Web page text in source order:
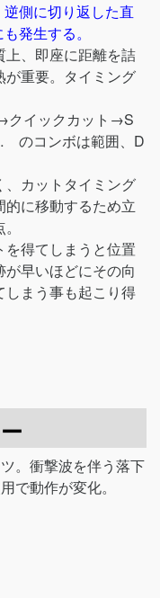
側に切り返した直
発生する。
上、即座に距離を詰
重要。タイミング
クイックカット→S
のコンボは範囲、D
、カットタイミング
的に移動するため立
を得てしまうと位置
早いほどにその向
しまう事も起こり得
。衝撃波を伴う落下
で動作が変化。